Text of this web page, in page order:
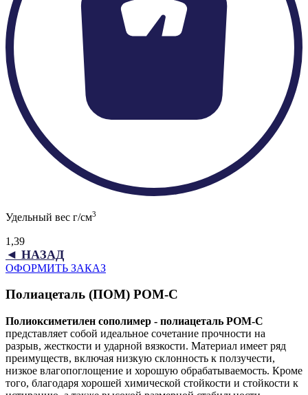
Удельный вес г/см3
1,39
◄ НАЗАД
ОФОРМИТЬ ЗАКАЗ
Полиацеталь (ПОМ) POM-C
Полиоксиметилен сополимер - полиацеталь POM-C
представляет собой идеальное сочетание прочности на
разрыв, жесткости и ударной вязкости. Материал имеет ряд
преимуществ, включая низкую склонность к ползучести,
низкое влагопоглощение и хорошую обрабатываемость. Кроме
того, благодаря хорошей химической стойкости и стойкости к